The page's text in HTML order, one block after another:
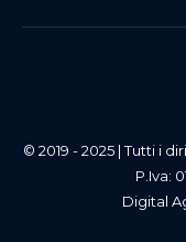
© 2019 - 2025 | Tutti i
P.Iva:
Digital